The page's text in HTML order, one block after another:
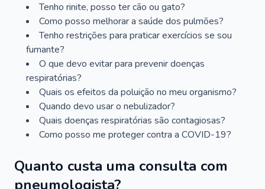
Tenho rinite, posso ter cão ou gato?
Como posso melhorar a saúde dos pulmões?
Tenho restrições para praticar exercícios se sou
fumante?
O que devo evitar para prevenir doenças
respiratórias?
Quais os efeitos da poluição no meu organismo?
Quando devo usar o nebulizador?
Quais doenças respiratórias são contagiosas?
Como posso me proteger contra a COVID-19?
Quanto custa uma consulta com
pneumologista?